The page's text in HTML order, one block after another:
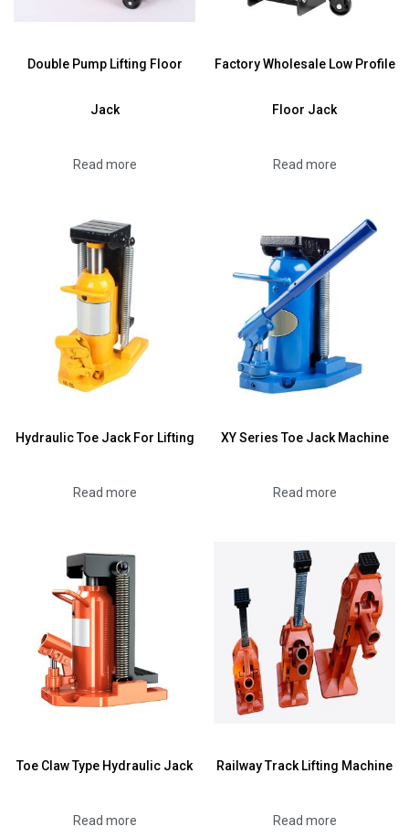
Double Pump Lifting Floor
Jack
Read more
Factory Wholesale Low Profile
Floor Jack
Read more
Hydraulic Toe Jack For Lifting
Read more
XY Series Toe Jack Machine
Read more
Toe Claw Type Hydraulic Jack
Read more
Railway Track Lifting Machine
Read more